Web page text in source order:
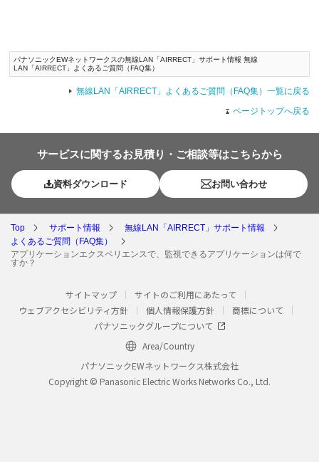
パナソニックEWネットワークスの無線LAN「AIRRECT」サポート情報 無線
LAN「AIRRECT」よくあるご質問（FAQ集）
無線LAN「AIRRECT」よくあるご質問（FAQ集）一覧に戻る
ページトップへ戻る
サービスに関するお見積り・ご相談等はこちらから
資料ダウンロード お問い合わせ
Top サポート情報
無線LAN「AIRRECT」サポート情報
よくあるご質問（FAQ集）
アプリケーションエクスペリエンスで、監視できるアプリケーションは何で
すか？
サイトマップ
サイトのご利用にあたって
ウェブアクセシビリティ方針
個人情報保護方針
商標について
パナソニックグループについて
Area/Country
パナソニックEWネットワークス株式会社
Copyright © Panasonic Electric Works Networks Co., Ltd.